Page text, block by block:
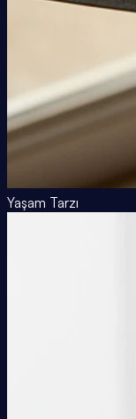
Yaşam Tarzı